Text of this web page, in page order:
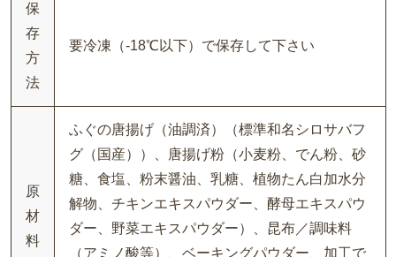
保
存
方
法
要冷凍（-18℃以下）で保存して下さい
原
材
料
ふぐの唐揚げ（油調済）（標準和名シロサバフ
グ（国産））、唐揚げ粉（小麦粉、でん粉、砂
糖、食塩、粉末醤油、乳糖、植物たん白加水分
解物、チキンエキスパウダー、酵母エキスパウ
ダー、野菜エキスパウダー）、昆布／調味料
（アミノ酸等）、ベーキングパウダー、加工で